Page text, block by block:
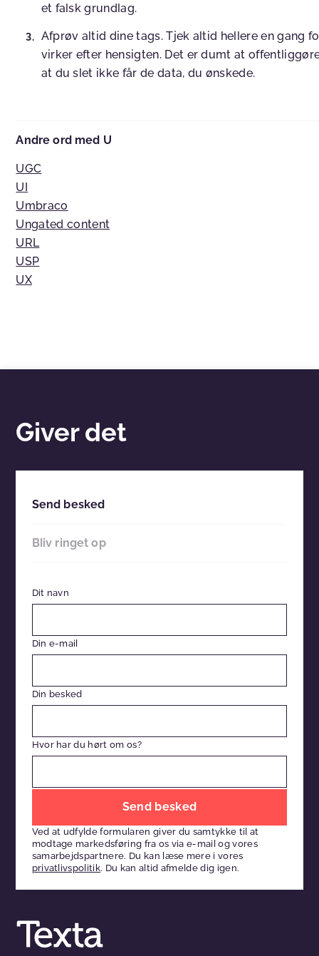
et falsk grundlag.
Afprøv altid dine tags. Tjek altid hellere en gang
virker efter hensigten. Det er dumt at
at du slet ikke får de data, du ønskede.
Andre ord med U
UGC
UI
Umbraco
Ungated content
URL
USP
UX
Giver det
Send besked
Bliv ringet op
Dit navn
Din e-mail
Din besked
Hvor har du hørt om os?
dette
felt
tomt
Ved at udfylde formularen giver du samtykke til at
modtage markedsføring fra os via e-mail og vores
samarbejdspartnere. Du kan læse mere i vores
privatlivspolitik. Du kan altid afmelde dig igen.